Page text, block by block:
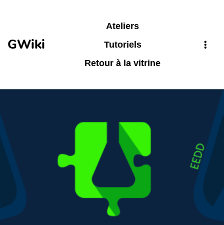
GWiki
Ateliers
Tutoriels
Retour à la vitrine